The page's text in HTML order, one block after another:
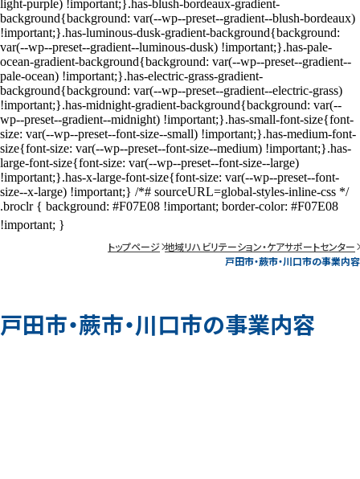
トップページ 地域リハビリテーション・ケアサポートセンター
戸田市・蕨市・川口市の事業内容
戸田市・蕨市・川口市の事業内容